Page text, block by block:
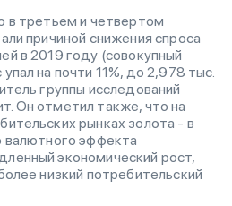
в третьем и четвертом
причиной снижения спроса
в 2019 году (совокупный
на почти 11%, до 2,978 тыс.
группы исследований
Он отметил также, что на
рынках золота - в
эффекта
экономический рост,
низкий потребительский